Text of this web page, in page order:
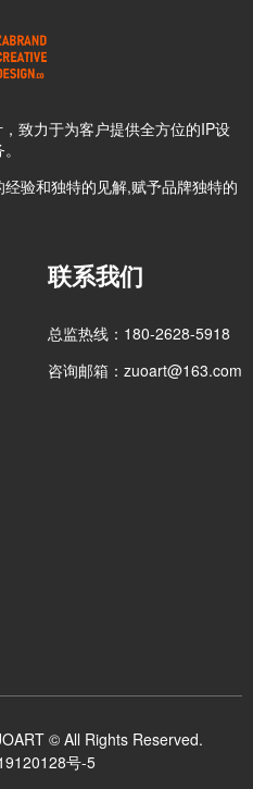
致力于为客户提供全方位的IP设
验和独特的见解,赋予品牌独特的
联系我们
总监热线：180-2628-5918
咨询邮箱：zuoart@163.com
© All Rights Reserved.
号-5